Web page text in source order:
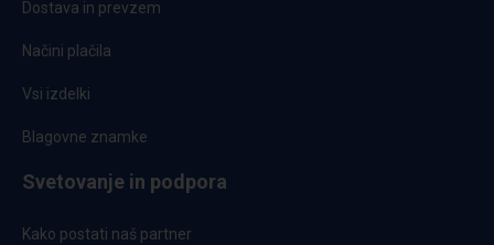
Dostava in prevzem
Načini plačila
Vsi izdelki
Blagovne znamke
Svetovanje in podpora
Kako postati naš partner